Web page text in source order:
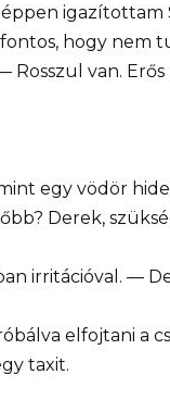
igazítottam
hogy nem
van. Erős
egy vödör
Derek,
irritációval. —
elfojtani a
taxit.